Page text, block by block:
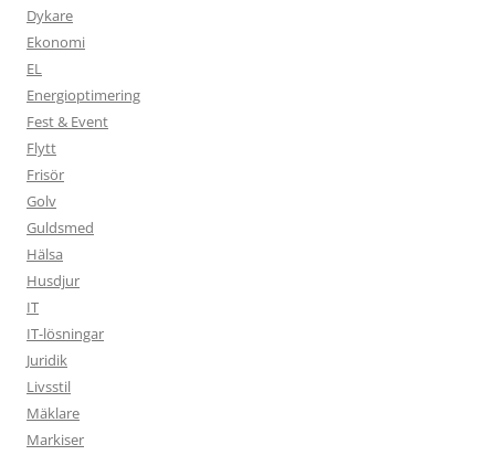
Dykare
Ekonomi
EL
Energioptimering
Fest & Event
Flytt
Frisör
Golv
Guldsmed
Hälsa
Husdjur
IT
IT-lösningar
Juridik
Livsstil
Mäklare
Markiser